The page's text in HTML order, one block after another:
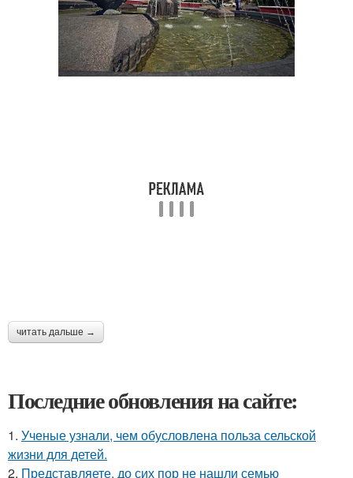
читать дальше →
Последние обновления на сайте:
1. Ученые узнали, чем обусловлена польза сельской
жизни для детей.
2. Представляете, до сих пор не нашли семью